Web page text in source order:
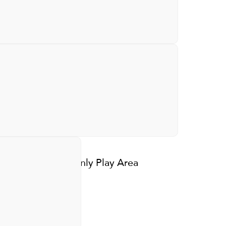
Residents-Only Play Area